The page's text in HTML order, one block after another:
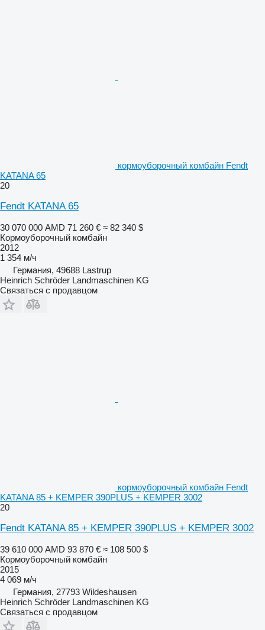
кормоуборочный комбайн Fendt
KATANA 65
20
Fendt KATANA 65
30 070 000 AMD 71 260 € ≈ 82 340 $
Кормоуборочный комбайн
2012
1 354 м/ч
Германия, 49688 Lastrup
Heinrich Schröder Landmaschinen KG
Связаться с продавцом
кормоуборочный комбайн Fendt
KATANA 85 + KEMPER 390PLUS + KEMPER 3002
20
Fendt KATANA 85 + KEMPER 390PLUS + KEMPER 3002
39 610 000 AMD 93 870 € ≈ 108 500 $
Кормоуборочный комбайн
2015
4 069 м/ч
Германия, 27793 Wildeshausen
Heinrich Schröder Landmaschinen KG
Связаться с продавцом